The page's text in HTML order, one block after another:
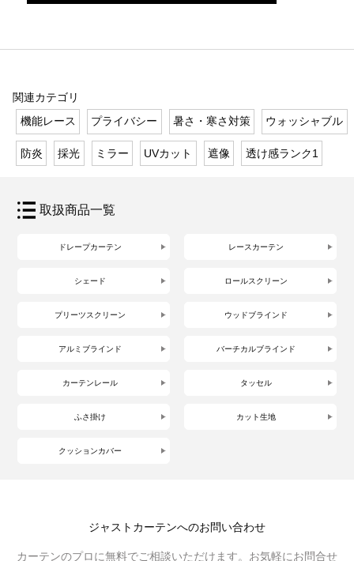
関連カテゴリ
機能レース
プライバシー 暑さ・寒さ対策 ウォッシャブル
防炎 採光 ミラー UVカット 遮像 透け感ランク1
取扱商品一覧
ドレープカーテン レースカーテン
シェード ロールスクリーン
プリーツスクリーン ウッドブラインド
アルミブラインド バーチカルブラインド
カーテンレール タッセル
ふさ掛け カット生地
クッションカバー
ジャストカーテンへのお問い合わせ
カーテンのプロに無料でご相談いただけます。お気軽にお問合せ